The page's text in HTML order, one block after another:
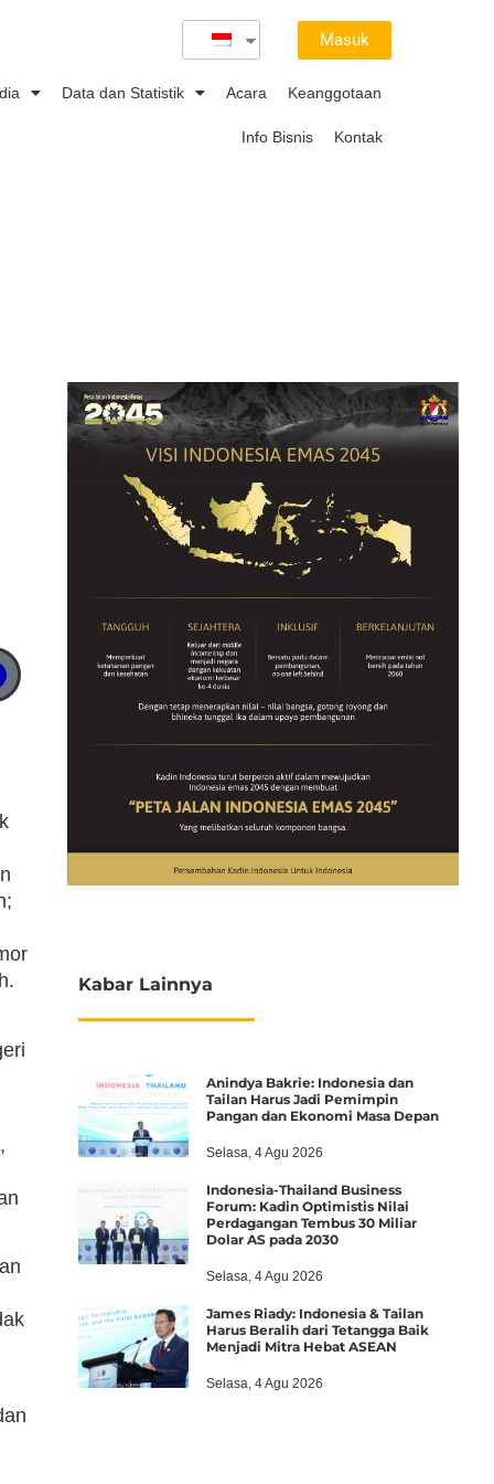
Masuk
Data dan Statistik Acara Keanggotaan
Info Bisnis Kontak
Kabar Lainnya
Anindya Bakrie: Indonesia dan
Tailan Harus Jadi Pemimpin
Pangan dan Ekonomi Masa Depan
Selasa, 4 Agu 2026
Indonesia-Thailand Business
Forum: Kadin Optimistis Nilai
Perdagangan Tembus 30 Miliar
Dolar AS pada 2030
Selasa, 4 Agu 2026
James Riady: Indonesia & Tailan
Harus Beralih dari Tetangga Baik
Menjadi Mitra Hebat ASEAN
Selasa, 4 Agu 2026